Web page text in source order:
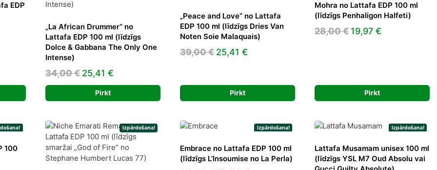
EDP
„La African Drummer“ no
Lattafa EDP 100 ml (līdzīgs
Dolce & Gabbana The Only One
Intense)
34,00€ Original
price
was:
25,41 €Current
price
is:
Pirkt
„Peace and Love“ no Lattafa
EDP 100 ml (līdzīgs Dries Van
Noten Soie Malaquais)
39,00€ Original
39,00 €.
25,41 €Current
Pirkt
Mohra no Lattafa EDP 100 ml
(līdzīgs Penhaligon Halfeti)
28,00€ Original
19,97 €Current
Pirkt
100
Izpārdošana! Izpārdošana!
Embrace no Lattafa EDP 100 ml
(līdzīgs L’Insoumise no La Perla)
Izpārdošana!
Lattafa Musamam unisex 100 ml
(līdzīgs YSL M7 Oud Absolu vai